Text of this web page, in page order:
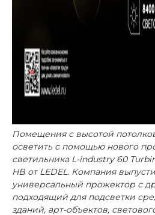
Помещения с высотой
осветить с помощью нового
светильника L-industry 60
HB отLEDEL. Компания
универсальный прожектор с
подходящий для подсветки
зданий, арт-объектов,